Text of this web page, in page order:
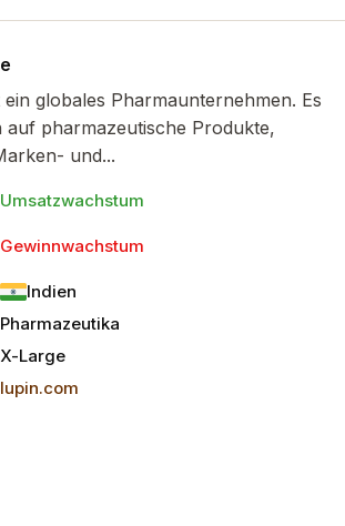
ein globales Pharmaunternehmen. Es
auf pharmazeutische Produkte,
und...
Umsatzwachstum
Gewinnwachstum
Indien
Pharmazeutika
X-Large
lupin.com